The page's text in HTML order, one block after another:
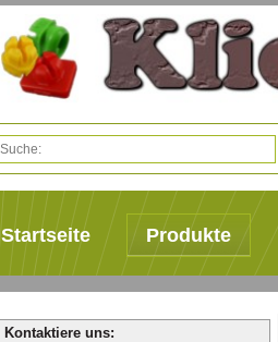
Startseite Produkte
Kontaktiere uns: